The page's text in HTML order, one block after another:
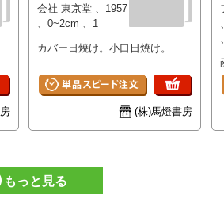
会社 東京堂 、1957
、0~2cm 、1
カバー日焼け。小口日焼け。
(株)馬燈書房
もっと見る